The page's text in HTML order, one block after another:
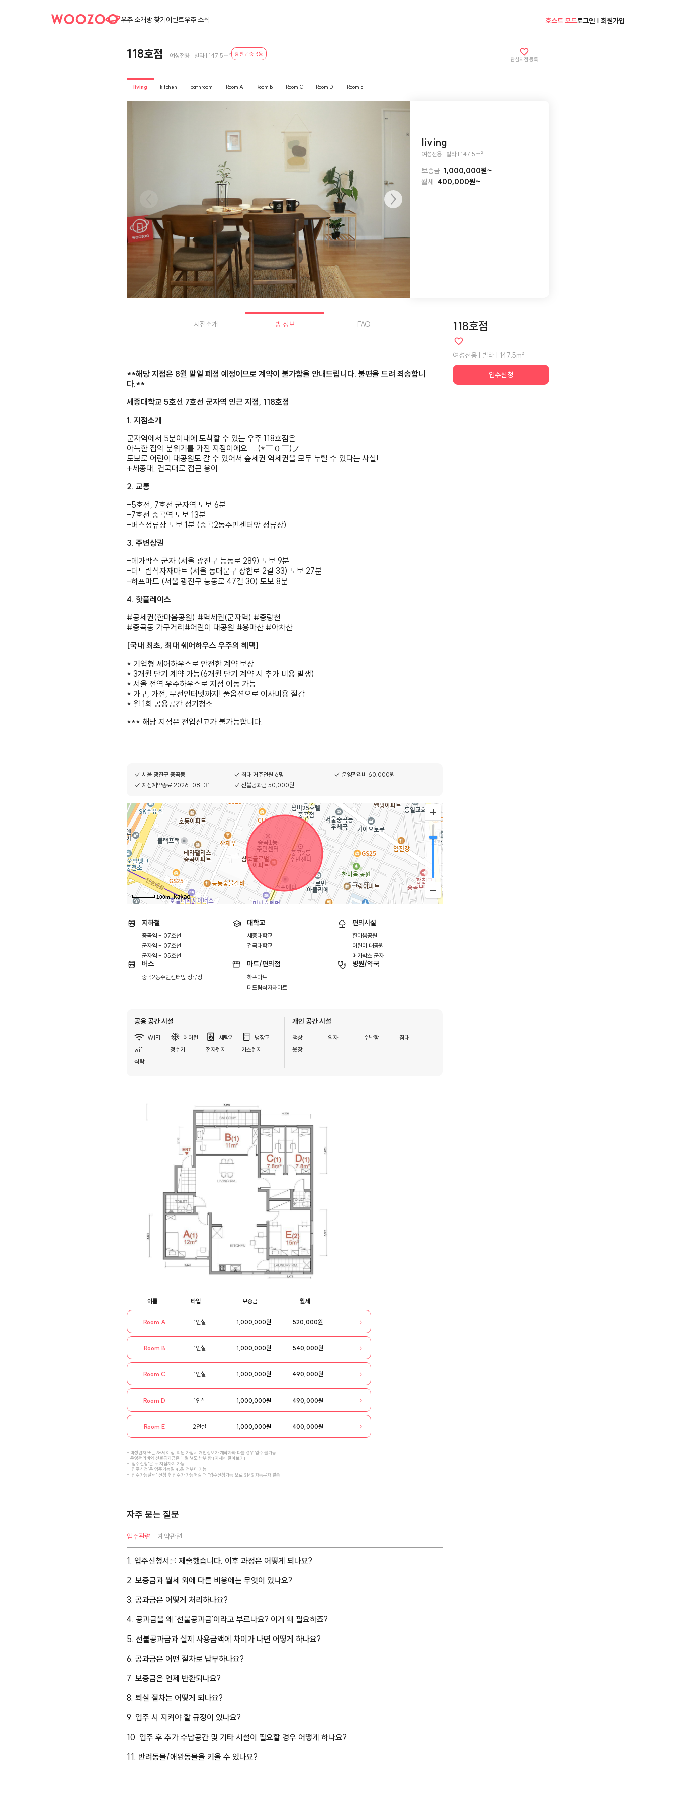
우주 소개방 찾기이벤트우주 소식 호스트 모드로그인 | 회원가입
118호점 여성전용 | 빌라 | 147.5m²
광진구 중곡동
관심지점 등록
living kitchen bathroom Room A Room B Room C Room D Room E
living
여성전용 | 빌라 | 147.5m²
보증금 1,000,000원~
월세 400,000원~
지점소개 방 정보 FAQ 118호점
여성전용 | 빌라 | 147.5m²
입주신청
**해당 지점은 8월 말일 폐점 예정이므로 계약이 불가함을 안내드립니다. 불편을 드려 죄송합니
다.**
세종대학교 5호선 7호선 군자역 인근 지점, 118호점
1. 지점소개
군자역에서 5분이내에 도착할 수 있는 우주 118호점은
아늑한 집의 분위기를 가진 지점이에요. ...(*￣０￣)ノ
도보로 어린이 대공원도 갈 수 있어서 숲세권 역세권을 모두 누릴 수 있다는 사실!
+세종대, 건국대로 접근 용이
2. 교통
-5호선, 7호선 군자역 도보 6분
-7호선 중곡역 도보 13분
-버스정류장 도보 1분 (중곡2동주민센터앞 정류장)
3. 주변상권
-메가박스 군자 (서울 광진구 능동로 289) 도보 9분
-더드림식자재마트 (서울 동대문구 장한로 2길 33) 도보 27분
-하프마트 (서울 광진구 능동로 47길 30) 도보 8분
4. 핫플레이스
#공세권(한마음공원) #역세권(군자역) #중랑천
#중곡동 가구거리#어린이 대공원 #용마산 #아차산
[국내 최초, 최대 쉐어하우스 우주의 혜택]
* 기업형 셰어하우스로 안전한 계약 보장
* 3개월 단기 계약 가능(6개월 단기 계약 시 추가 비용 발생)
* 서울 전역 우주하우스로 지점 이동 가능
* 가구, 가전, 무선인터넷까지! 풀옵션으로 이사비용 절감
* 월 1회 공용공간 정기청소
*** 해당 지점은 전입신고가 불가능합니다.
✓ 서울 광진구 중곡동 ✓ 최대 거주인원 6명
✓ 운영관리비 60,000원
✓ 지점계약종료 2026-08-31
✓ 선불공과금 50,000원
100m
지하철
중곡역 - 07호선
군자역 - 07호선
군자역 - 05호선
대학교
세종대학교
건국대학교
편의시설
한마음공원
어린이 대공원
메가박스 군자
버스
중곡2동주민센터앞 정류장
마트/편의점
하프마트
더드림식자재마트
병원/약국
공용 공간 시설
WIFI 에어컨 세탁기
냉장고
wifi
정수기 전자렌지
가스렌지
식탁
개인 공간 시설
책상 의자 수납함
침대
옷장
이름 타입 보증금 월세
Room A 1인실 1,000,000원 520,000원
Room B 1인실 1,000,000원 540,000원
Room C 1인실 1,000,000원 490,000원
Room D 1인실 1,000,000원 490,000원
Room E 2인실 1,000,000원 400,000원
- 미성년자 또는 36세 이상, 회원 가입시 개인정보가 계약자와 다를 경우 입주 불가능
- 운영관리비와 선불공과금은 매월 별도 납부 함 [자세히 알아보기 ]
- '입주신청'은 두 지점까지 가능
- '입주신청'은 입주가능일 45일 전부터 가능
- '입주가능알림' 신청 후 입주가 가능해질 때 '입주신청가능'으로 SMS 자동문자 발송
자주 묻는 질문
입주관련 계약관련
1. 입주신청서를 제출했습니다. 이후 과정은 어떻게 되나요?
2. 보증금과 월세 외에 다른 비용에는 무엇이 있나요?
3. 공과금은 어떻게 처리하나요?
4. 공과금을 왜 '선불공과금'이라고 부르나요? 이게 왜 필요하죠?
5. 선불공과금과 실제 사용금액에 차이가 나면 어떻게 하나요?
6. 공과금은 어떤 절차로 납부하나요?
7. 보증금은 언제 반환되나요?
8. 퇴실 절차는 어떻게 되나요?
9. 입주 시 지켜야 할 규정이 있나요?
10. 입주 후 추가 수납공간 및 기타 시설이 필요할 경우 어떻게 하나요?
11. 반려동물/애완동물을 키울 수 있나요?